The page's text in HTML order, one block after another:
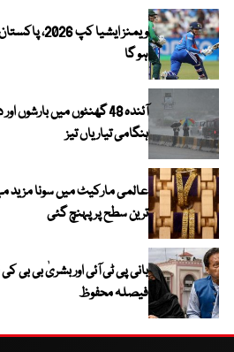
ویمنز ایشیا
ہو گا
آئندہ 48 گھنٹوں میں
ہنگامی تیاریاں تیز
ترین سطح پر پہنچ گئی
بانی پی ٹی آئی اور بشریٰ بی بی
فیصلہ محفوظ